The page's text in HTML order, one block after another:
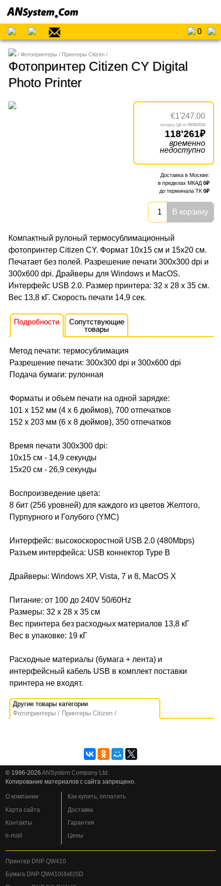
0
Фотопринтеры Принтеры Citizen
Фотопринтер Citizen CY Digital
Photo Printer
€1'247.00
09/08/2026
118'261
временно
недоступно
0
0
В корзину
Компактный рулоный термосублимационный
фотопринтер Citizen CY. Формат 10x15 см и 15х20 см.
Печатает без полей. Разрешение печати 300x300 dpi и
300x600 dpi. Драйверы для Windows и MacOS.
Интерфейс USB 2.0. Размер принтера: 32 x 28 x 35 см.
Вес 13,8 кГ. Скорость печати 14,9 сек.
Подробности
Сопутствующие
товары
Метод печати: термосублимация
Разрешение печати: 300x300 dpi и 300x600 dpi
Подача бумаги: рулонная
Форматы и объем печати на одной зарядке:
101 x 152 мм (4 x 6 дюймов), 700 отпечатков
152 x 203 мм (6 x 8 дюймов), 350 отпечатков
Время печати 300x300 dpi:
10х15 см - 14,9 секунды
15х20 см - 26,9 секунды
Воспроизведение цвета:
8 бит (256 уровней) для каждого из цветов Желтого,
Пурпурного и Голубого (YMC)
Интерфейс: высокоскоростной USB 2.0 (480Mbps)
Разъем интерфейса: USB коннектор Type B
Драйверы: Windows XP, Vista, 7 и 8, MacOS X
Питание: от 100 до 240V 50/60Hz
Размеры: 32 x 28 x 35 см
Вес принтера без расходных материалов 13,8 кГ
Вес в упаковке: 19 кГ
Расходные материалы (бумага + лента) и
интерфейсный кабель USB в комплект поставки
принтера не входят.
Фотопринтеры Принтеры Citizen
© 1996-2026ANSystem Company Ltd.
Копирование материалов с сайта запрещено.
О компании
Карта сайта
Контакты
e-mail
Как купить, оплатить
Доставка
Гарантия
Цены
Принтер DNP QW410
Бумага DNP QW410(4x6)SD